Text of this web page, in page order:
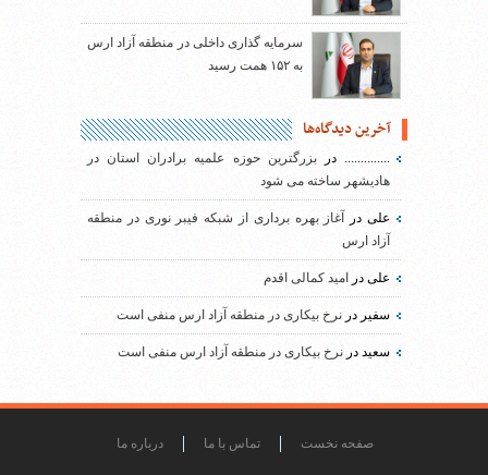
سرمایه گذاری داخلی در منطقه آزاد ارس
به ۱۵۲ همت رسید
آخرین دیدگاه‌ها
..............دربزرگترین حوزه علمیه برادران استان در
هادیشهر ساخته می شود
علیدر
آغاز بهره برداری از شبکه فیبر نوری در منطقه
آزاد ارس
علی در امید کمالی اقدم
سفیر در نرخ بیکاری در منطقه آزاد ارس منفی است
سعید در نرخ بیکاری در منطقه آزاد ارس منفی است
صفحه نخست تماس با ما درباره ما